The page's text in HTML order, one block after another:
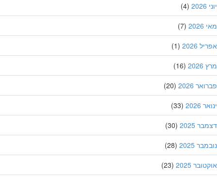
(4)
(7)
2026
(1)
(16)
2026
(20)
2026
(33)
2025
(30)
2025
(28)
2025
(23)